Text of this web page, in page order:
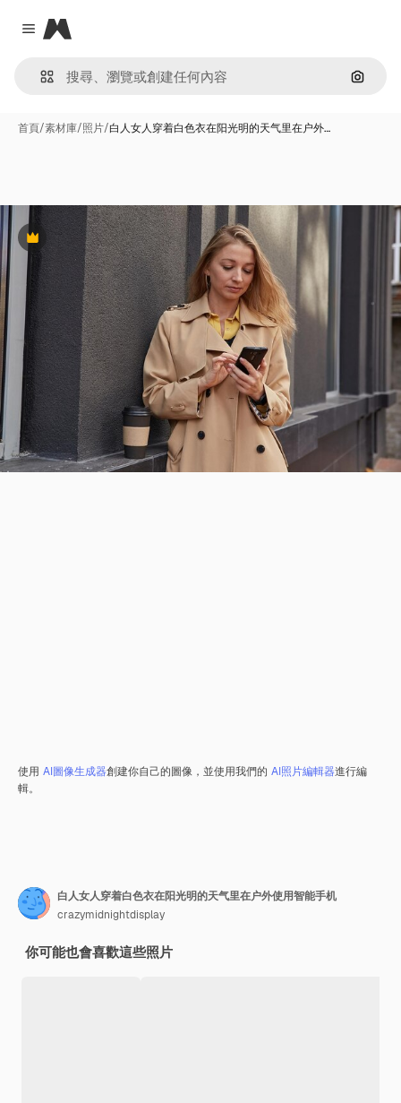
Close menu
Magnific
通過圖
首頁/素材庫/照片/白人女人穿着白色衣在阳光明的天气里在户外…
Premium
使用 AI圖像生成器創建你自己的圖像，並使用我們的 AI照片編輯器進行編
輯。
白人女人穿着白色衣在阳光明的天气里在户外使用智能手机
crazymidnightdisplay
你可能也會喜歡這些照片